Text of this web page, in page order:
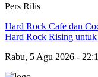
Pers Rilis
Hard Rock Cafe dan
Hard Rock Rising
Rabu, 5 Agu 2026 -